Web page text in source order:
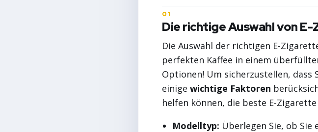
Die richtige Auswahl von
Die Auswahl der richtigen E-
perfekten Kaffee in einem
Optionen! Um sicherzustellen, dass
einige wichtige Faktoren
helfen können, die beste E-
Modelltyp: Überlegen Sie, ob Sie